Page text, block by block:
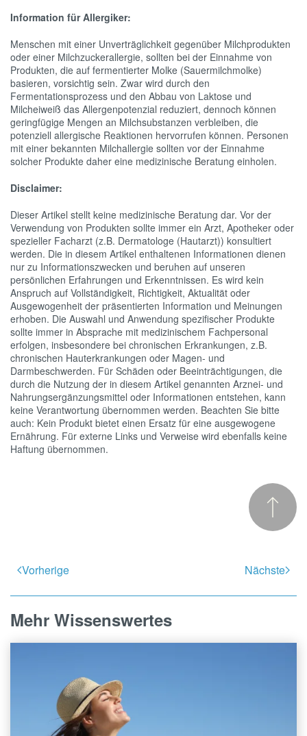
Information für Allergiker:
Menschen mit einer Unverträglichkeit gegenüber Milchprodukten
oder einer Milchzuckerallergie, sollten bei der Einnahme von
Produkten, die auf fermentierter Molke (Sauermilchmolke)
basieren, vorsichtig sein. Zwar wird durch den
Fermentationsprozess und den Abbau von Laktose und
Milcheiweiß das Allergenpotenzial reduziert, dennoch können
geringfügige Mengen an Milchsubstanzen verbleiben, die
potenziell allergische Reaktionen hervorrufen können. Personen
mit einer bekannten Milchallergie sollten vor der Einnahme
solcher Produkte daher eine medizinische Beratung einholen.
Disclaimer:
Dieser Artikel stellt keine medizinische Beratung dar. Vor der
Verwendung von Produkten sollte immer ein Arzt, Apotheker oder
spezieller Facharzt (z.B. Dermatologe (Hautarzt)) konsultiert
werden. Die in diesem Artikel enthaltenen Informationen dienen
nur zu Informationszwecken und beruhen auf unseren
persönlichen Erfahrungen und Erkenntnissen. Es wird kein
Anspruch auf Vollständigkeit, Richtigkeit, Aktualität oder
Ausgewogenheit der präsentierten Information und Meinungen
erhoben. Die Auswahl und Anwendung spezifischer Produkte
sollte immer in Absprache mit medizinischem Fachpersonal
erfolgen, insbesondere bei chronischen Erkrankungen, z.B.
chronischen Hauterkrankungen oder Magen- und
Darmbeschwerden. Für Schäden oder Beeinträchtigungen, die
durch die Nutzung der in diesem Artikel genannten Arznei- und
Nahrungsergänzungsmittel oder Informationen entstehen, kann
keine Verantwortung übernommen werden. Beachten Sie bitte
auch: Kein Produkt bietet einen Ersatz für eine ausgewogene
Ernährung. Für externe Links und Verweise wird ebenfalls keine
Haftung übernommen.
Vorherige Nächste
Mehr Wissenswertes